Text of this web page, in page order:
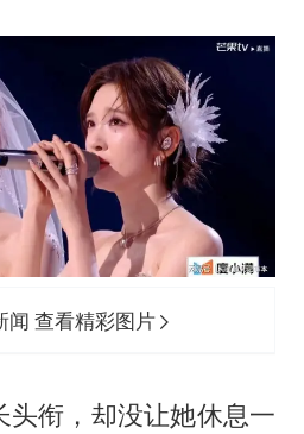
闻 查看精彩图片
头衔，却没让她休息一